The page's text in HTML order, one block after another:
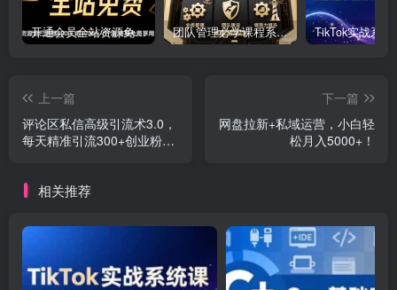
开通会员全站资源免费下载 开通VIP会员 HY资源库 团队管理必学课程系列，阿里巴巴“腿部三板斧”
上一篇
评论区私信高级引流术3.0，
每天精准引流300+创业粉，
下一篇
网盘拉新+私域运营，小白轻
松月入5000+！
相关推荐